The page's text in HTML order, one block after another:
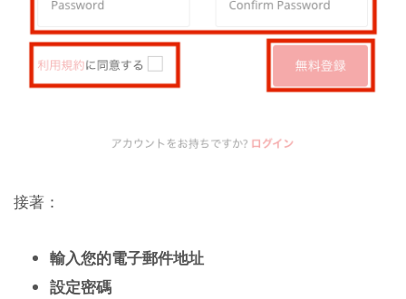
接著：
輸入您的電子郵件地址
設定密碼